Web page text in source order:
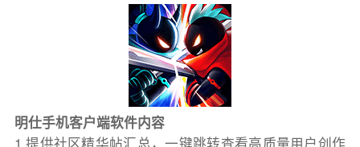
明仕手机客户端软件内容